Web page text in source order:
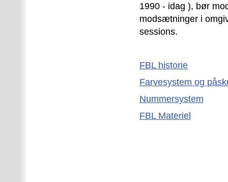
1990 - idag ), bør
modsætninger i
sessions.
FBL historie
Farvesystem og
Nummersystem
FBL Materiel